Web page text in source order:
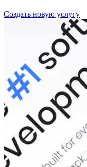
Создать новую услугу